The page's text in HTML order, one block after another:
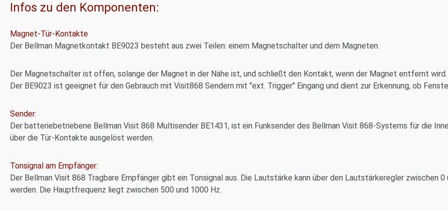
Infos zu den Komponenten:
Magnet-Tür-Kontakte
Der Bellman Magnetkontakt BE9023 besteht aus zwei Teilen: einem Magnetschalter und dem Magneten.
Der Magnetschalter ist offen, solange der Magnet in der Nähe ist, und schließt den Kontakt, wenn der Magnet entfernt wird.
Der BE9023 ist geeignet für den Gebrauch mit Visit868 Sendern mit "ext. Trigger" Eingang und dient zur Erkennung, ob
Sender:
Der batteriebetriebene Bellman Visit 868 Multisender BE1431, ist ein Funksender des Bellman Visit 868-Systems für die
über die Tür-Kontakte ausgelöst werden.
Tonsignal am Empfänger:
Der Bellman Visit 868 Tragbare Empfänger gibt ein Tonsignal aus. Die Lautstärke kann über den Lautstärkeregler zwischen
werden. Die Hauptfrequenz liegt zwischen 500 und 1000 Hz.